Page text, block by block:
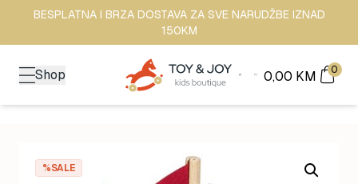
BESPLATNA I BRZA DOSTAVA ZA SVE NARUDŽBE IZNAD
150KM
Shop 0,00 KM 0
%SALE